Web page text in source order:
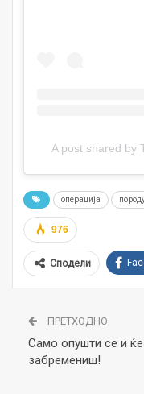
A post shared by
операција
976
Сподели
ПРЕТХОДНО
Само опушти се и ќе
забремениш!